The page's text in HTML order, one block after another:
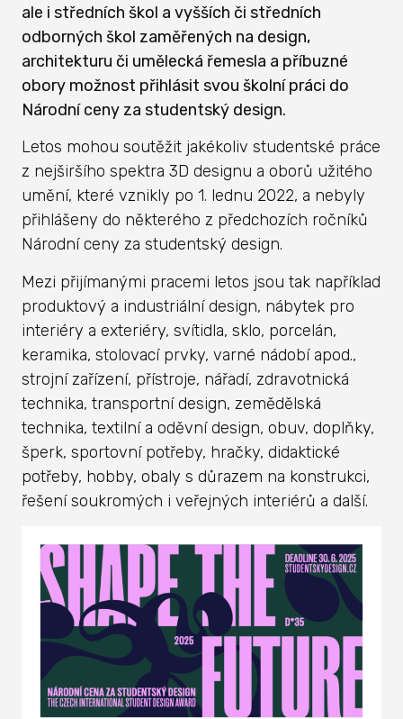
ale i středních škol a vyšších či středních
odborných škol zaměřených na design,
architekturu či umělecká řemesla a příbuzné
obory možnost přihlásit svou školní práci do
Národní ceny za studentský design.
Letos mohou soutěžit jakékoliv studentské práce
z nejširšího spektra 3D designu a oborů užitého
umění, které vznikly po 1. lednu 2022, a nebyly
přihlášeny do některého z předchozích ročníků
Národní ceny za studentský design.
Mezi přijímanými pracemi letos jsou tak například
produktový a industriální design, nábytek pro
interiéry a exteriéry, svítidla, sklo, porcelán,
keramika, stolovací prvky, varné nádobí apod.,
strojní zařízení, přístroje, nářadí, zdravotnická
technika, transportní design, zemědělská
technika, textilní a oděvní design, obuv, doplňky,
šperk, sportovní potřeby, hračky, didaktické
potřeby, hobby, obaly s důrazem na konstrukci,
řešení soukromých i veřejných interiérů a další.